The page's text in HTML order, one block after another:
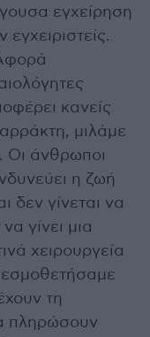
εγχείρηση
κανείς
μιλάμε
Οι άνθρωποι
η ζωή
δεν γίνεται να
γίνει μια
χειρουργεία
τη
πληρώσουν